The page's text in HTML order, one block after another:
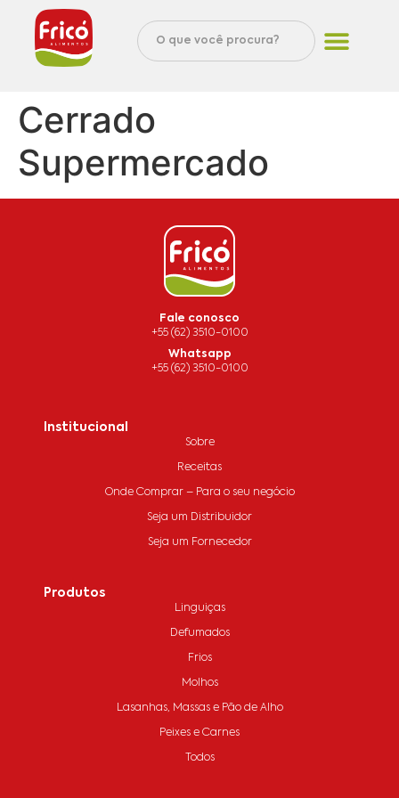
Cerrado
Supermercado
Fale conosco
+55 (62) 3510-0100
Whatsapp
+55 (62) 3510-0100
Institucional
Sobre
Receitas
Onde Comprar – Para o seu negócio
Seja um Distribuidor
Seja um Fornecedor
Produtos
Linguiças
Defumados
Frios
Molhos
Lasanhas, Massas e Pão de Alho
Peixes e Carnes
Todos